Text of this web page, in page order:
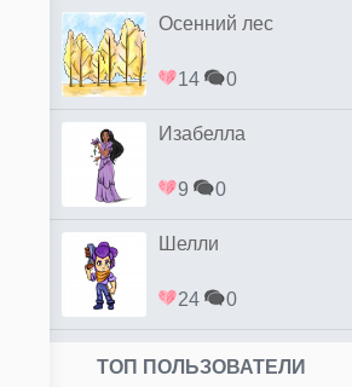
Осенний лес
14 0
Изабелла
9 0
Шелли
24 0
ТОП ПОЛЬЗОВАТЕЛИ